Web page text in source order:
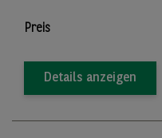
Preis
Details anzeigen